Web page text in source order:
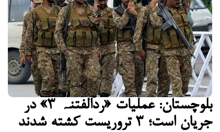
بلوچستان: عملیات «ردّالفتنہ ۳» در
جریان است؛ ۳ تروریست کشته شدند